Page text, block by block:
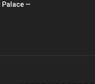
Palace —